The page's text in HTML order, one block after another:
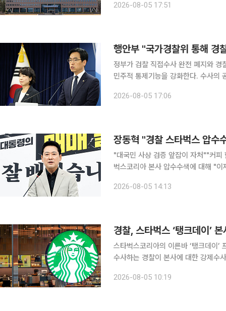
는 5일 청와대 영빈관에서 2026년
2026-08-05 17:51
행안부 "국가경찰위 통해 경
정부가 검찰 직접수사 완전 폐지와 경
민주적 통제기능을 강화한다. 수사의 공정성을 제고하
고유가 피해지원금 지급, 인공지능
2026-08-05 17:06
장동혁 "경찰 스타벅스 압수
"대국민 사상 검증 앞잡이 자처""커피 한 잔의 자유까지 박
벅스코리아 본사 압수수색에 대해 "
2026-08-05 14:13
경찰, 스타벅스 ‘탱크데이’
스타벅스코리아의 이른바 ‘탱크데이
수사하는 경찰이 본사에 대한 강제수
서울경찰청 광역수사단 공공범죄수
2026-08-05 10:19